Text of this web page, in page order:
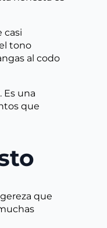
casi
tono
al codo
una
que
que